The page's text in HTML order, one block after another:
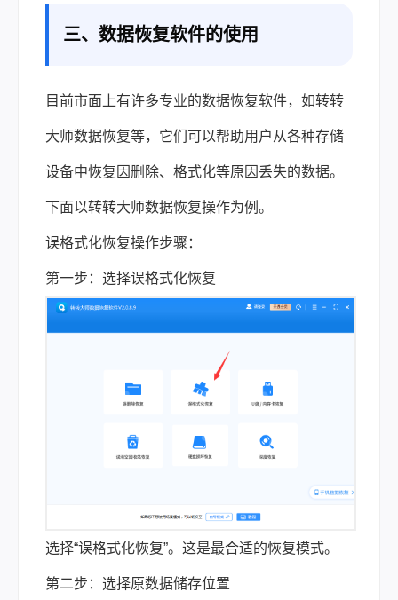
三、 数据恢复软件的使用
目前市面上有许多专业的数据恢复软件，如转转
大师数据恢复等，它们可以帮助用户从各种存储
设备中恢复因删除、格式化等原因丢失的数据。
下面以转转大师数据恢复操作为例。
误格式化恢复操作步骤：
第一步：选择误格式化恢复
选择“误格式化恢复”。这是最合适的恢复模式。
第二步：选择原数据储存位置